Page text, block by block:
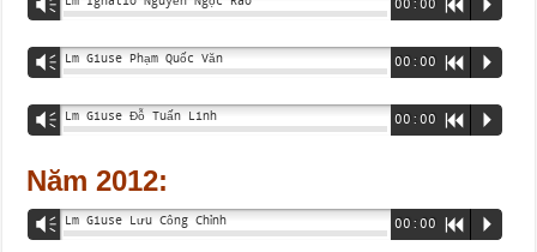
Vm 00:00 R P
Vm Lm Giuse Phạm Quốc Văn 00:00 R P
Vm Lm Giuse Đỗ Tuấn Linh 00:00 R P
Năm 2012:
Vm Lm Giuse Lưu Công Chỉnh 00:00 R P